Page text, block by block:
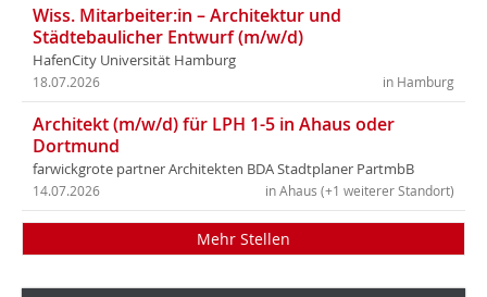
Wiss. Mitarbeiter:in – Architektur und
Städtebaulicher Entwurf (m/w/d)
HafenCity Universität Hamburg
in Hamburg
18.07.2026
Architekt (m/w/d) für LPH 1-5 in Ahaus oder
Dortmund
farwickgrote partner Architekten BDA Stadtplaner PartmbB
in Ahaus (+1 weiterer Standort)
14.07.2026
Mehr Stellen